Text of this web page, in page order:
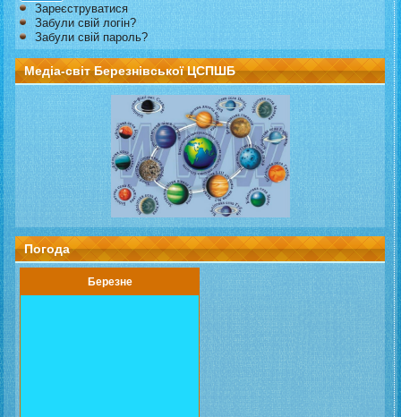
Зареєструватися
Забули свій логін?
Забули свій пароль?
Медіа-світ Березнівської ЦСПШБ
Погода
Березне